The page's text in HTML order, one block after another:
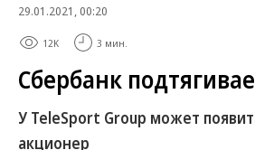
29.01.2021, 00:20
12K 3 мин.
Сбербанк
У TeleSport Group может
акционер